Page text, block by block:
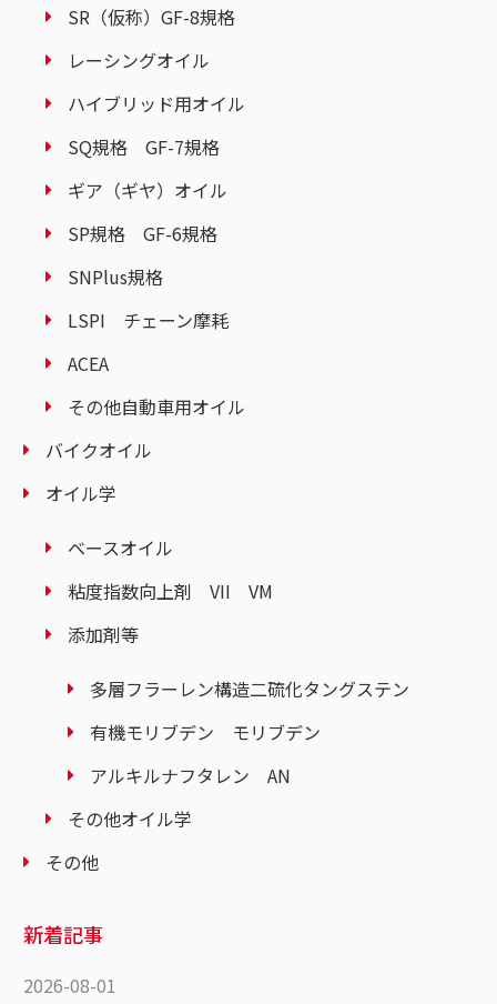
SR（仮称）GF-8規格
レーシングオイル
ハイブリッド用オイル
SQ規格 GF-7規格
ギア（ギヤ）オイル
SP規格 GF-6規格
SNPlus規格
LSPI チェーン摩耗
ACEA
その他自動車用オイル
バイクオイル
オイル学
ベースオイル
粘度指数向上剤 VII VM
添加剤等
多層フラーレン構造二硫化タングステン
有機モリブデン モリブデン
アルキルナフタレン AN
その他オイル学
その他
新着記事
2026-08-01